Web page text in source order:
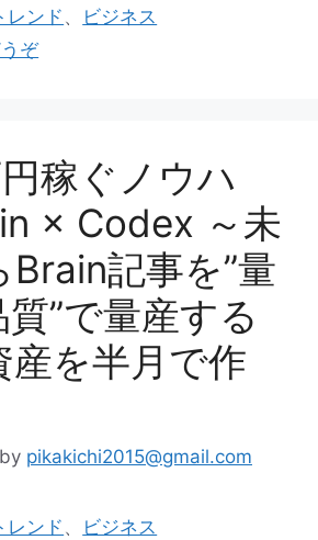
レンド 、
ビジネス
ぞ
円稼ぐノウハ
× Codex ～未
Brain記事を”量
”で量産する
産を半月で作
by pikakichi2015@gmail.com
レンド 、
ビジネス